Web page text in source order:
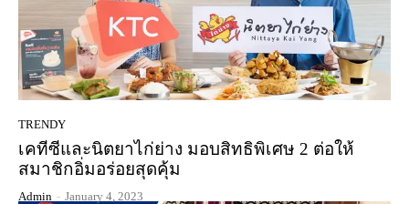
TRENDY
เคทีซีและนิตยาไก่ย่าง มอบสิทธิพิเศษ 2 ต่อให้
สมาชิกอิ่มอร่อยสุดคุ้ม
Admin - January 4, 2023